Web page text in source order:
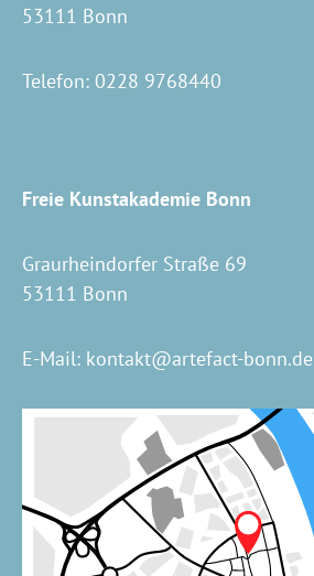
53111 Bonn
Telefon: 0228 9768440
Freie Kunstakademie Bonn
Graurheindorfer Straße 69
53111 Bonn
E-Mail: kontakt@artefact-bonn.de